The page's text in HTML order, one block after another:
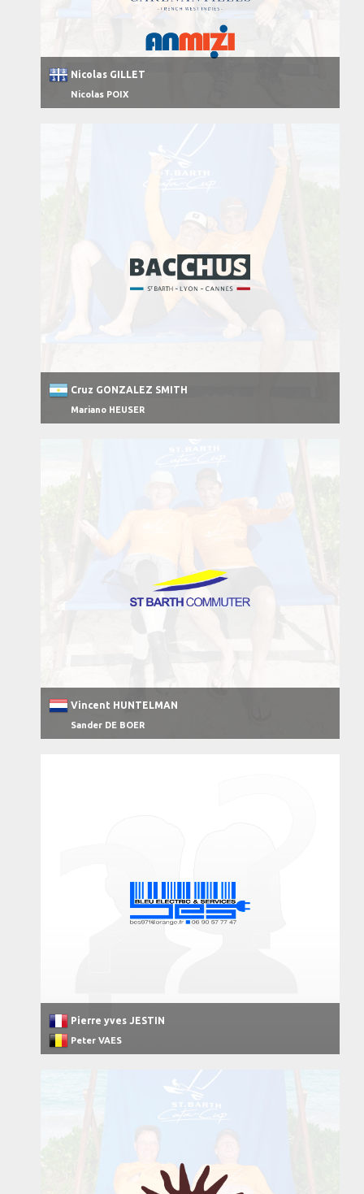
Nicolas GILLET
Nicolas POIX
Cruz GONZALEZ SMITH
Mariano HEUSER
Vincent HUNTELMAN
Sander DE BOER
Pierre yves JESTIN
Peter VAES